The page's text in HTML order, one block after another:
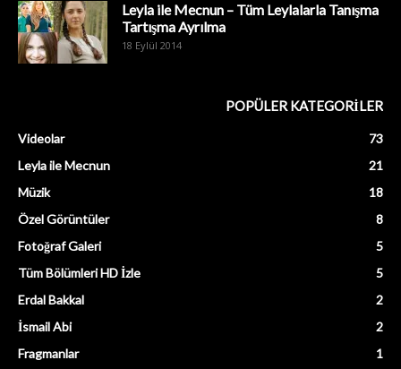
Leyla ile Mecnun – Tüm Leylalarla Tanışma
Tartışma Ayrılma
18 Eylül 2014
POPÜLER KATEGORİLER
Videolar
73
Leyla ile Mecnun
21
Müzik
18
Özel Görüntüler
8
Fotoğraf Galeri
5
Tüm Bölümleri HD İzle
5
Erdal Bakkal
2
İsmail Abi
2
Fragmanlar
1